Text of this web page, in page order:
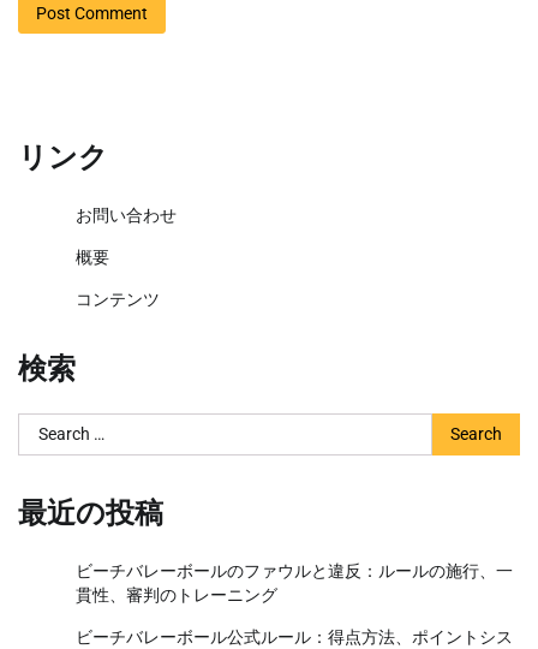
リンク
お問い合わせ
概要
コンテンツ
検索
Search
for:
最近の投稿
ビーチバレーボールのファウルと違反：ルールの施行、一
貫性、審判のトレーニング
ビーチバレーボール公式ルール：得点方法、ポイントシス